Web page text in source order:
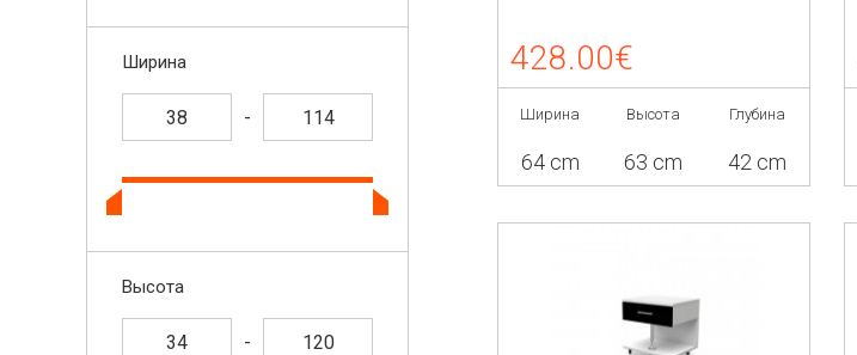
Ширина
-
Высота
-
428.00€
Ширина
64 cm
Высота
63 cm
Глубина
42 cm